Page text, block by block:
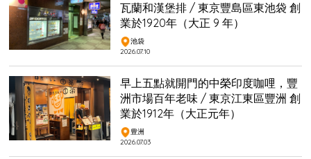
瓦蘭和漢堡排 / 東京豐島區東池袋 創
業於1920年（大正 9 年）
池袋
2026.07.10
早上五點就開門的中榮印度咖哩，豐
洲市場百年老味 / 東京江東區豐洲 創
業於1912年（大正元年）
豊洲
2026.07.03